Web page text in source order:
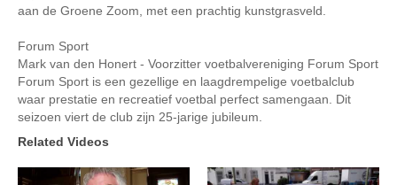
aan de Groene Zoom, met een prachtig kunstgrasveld.
Forum Sport
Mark van den Honert - Voorzitter voetbalvereniging Forum Sport
Forum Sport is een gezellige en laagdrempelige voetbalclub
waar prestatie en recreatief voetbal perfect samengaan. Dit
seizoen viert de club zijn 25-jarige jubileum.
Related Videos